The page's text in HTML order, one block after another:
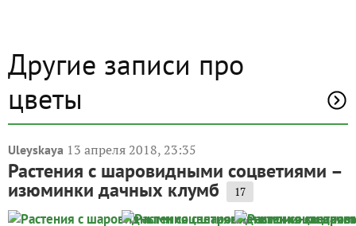
Другие записи про
цветы
Uleyskaya 13 апреля 2018, 23:35
Растения с шаровидными соцветиями –
изюминки дачных клумб 17